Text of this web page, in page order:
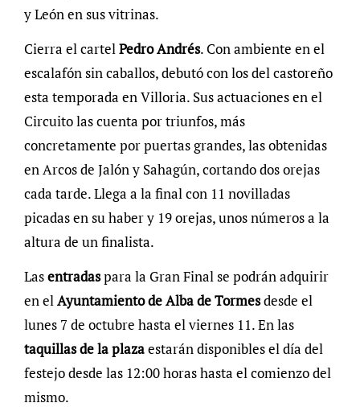
y León en sus vitrinas.
Cierra el cartelPedro Andrés. Con ambiente en el
escalafón sin caballos, debutó con los del castoreño
esta temporada en Villoria. Sus actuaciones en el
Circuito las cuenta por triunfos, más
concretamente por puertas grandes, las obtenidas
en Arcos de Jalón y Sahagún, cortando dos orejas
cada tarde. Llega a la final con 11 novilladas
picadas en su haber y 19 orejas, unos números a la
altura de un finalista.
Lasentradaspara la Gran Final se podrán adquirir
en elAyuntamiento de Alba de Tormesdesde el
lunes 7 de octubre hasta el viernes 11. En las
taquillas de la plazaestarán disponibles el día del
festejo desde las 12:00 horas hasta el comienzo del
mismo.